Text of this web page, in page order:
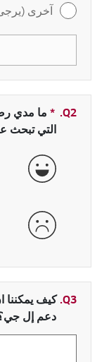
آخرى (يرجى
Q2.
* حقل
ما مدي
التي تبحث
جيدة جداً
سيئة
Q3. كيف
دعم إل جي؟